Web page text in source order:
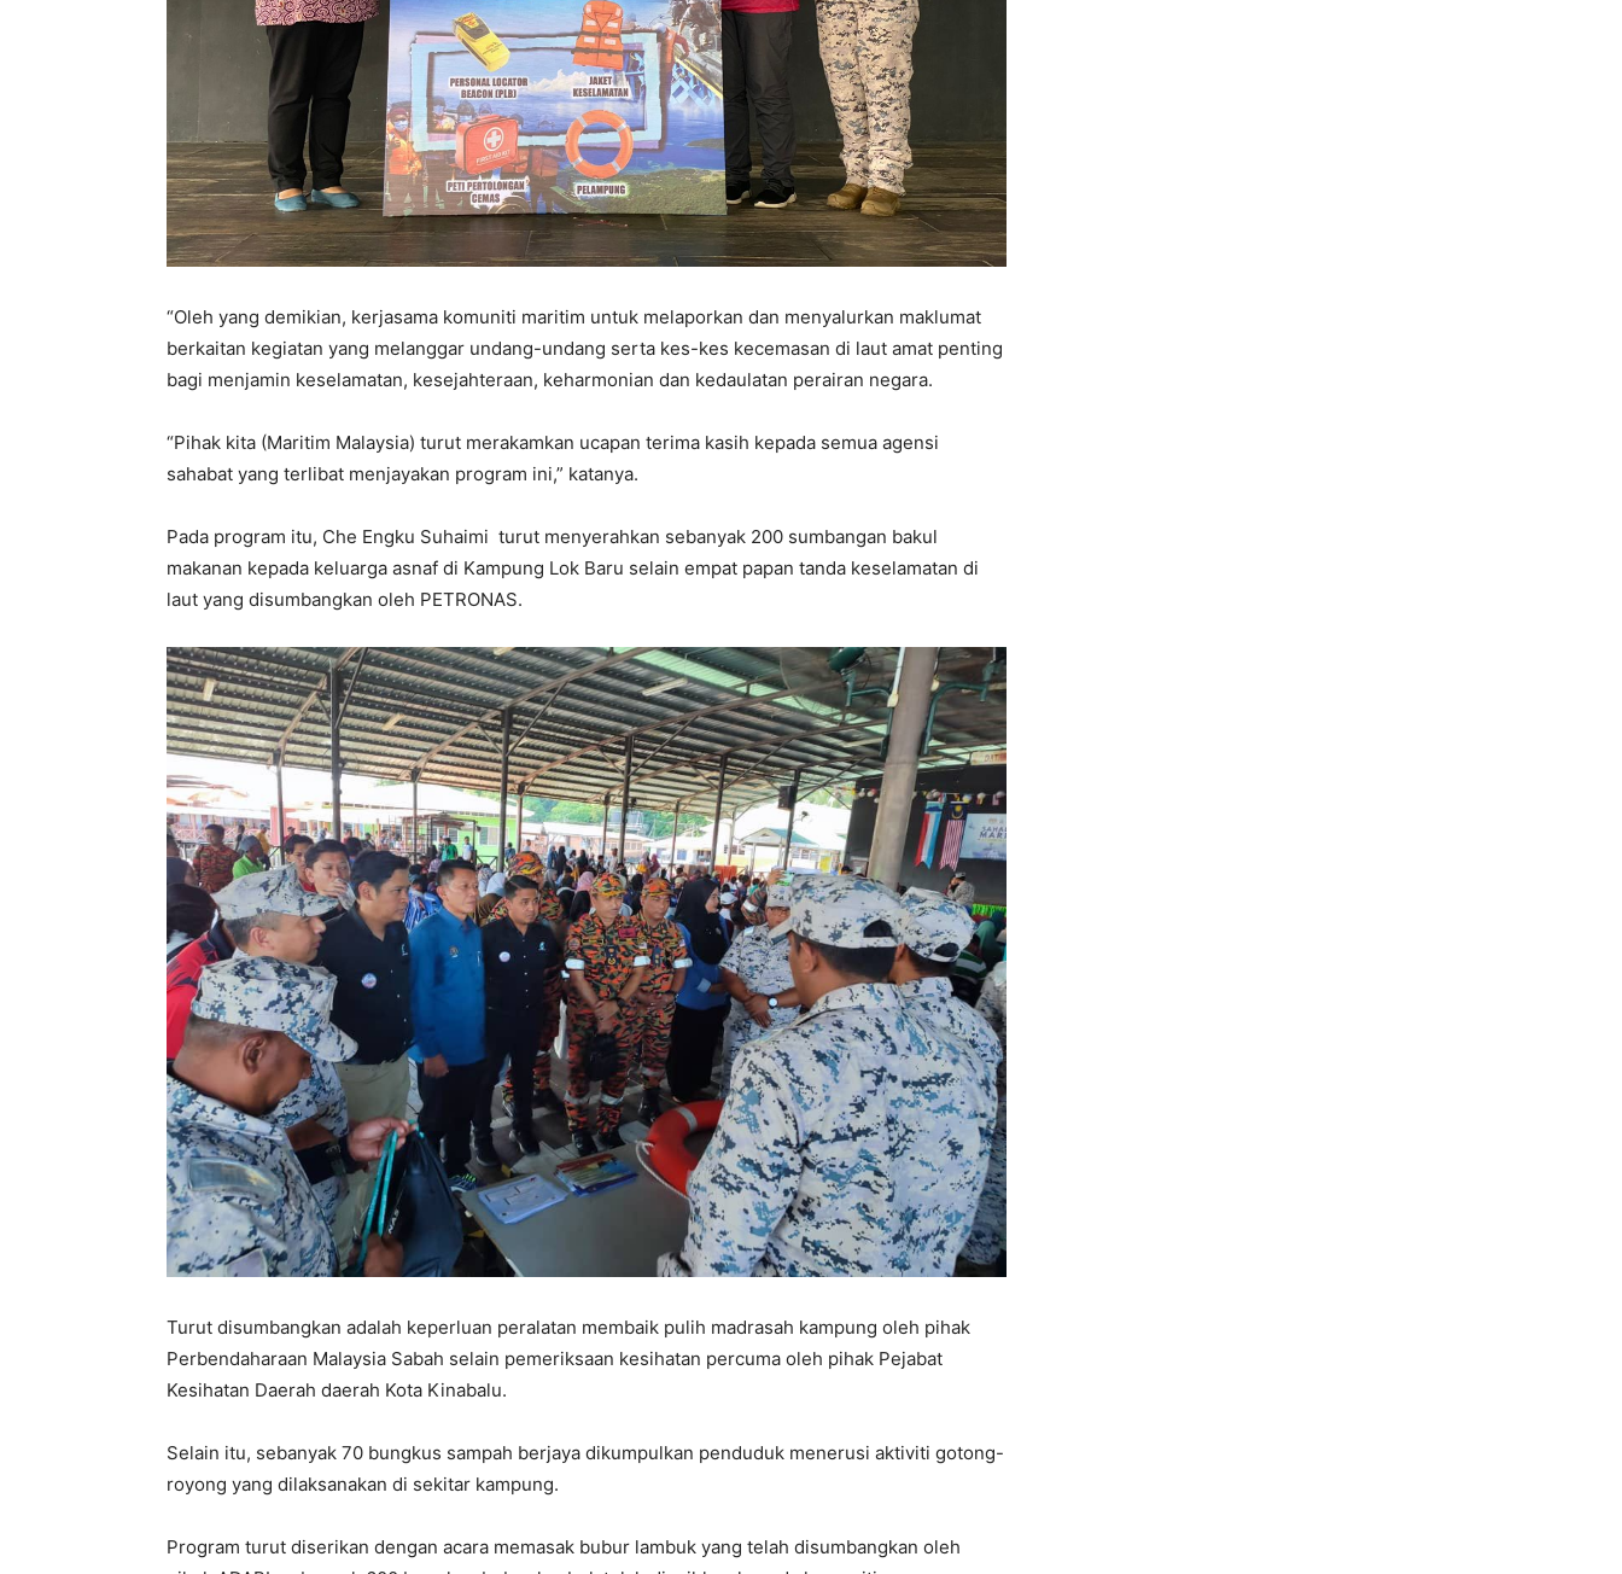
“Oleh yang demikian, kerjasama komuniti maritim untuk melaporkan dan menyalurkan maklumat
berkaitan kegiatan yang melanggar undang-undang serta kes-kes kecemasan di laut amat penting
bagi menjamin keselamatan, kesejahteraan, keharmonian dan kedaulatan perairan negara.
“Pihak kita (Maritim Malaysia) turut merakamkan ucapan terima kasih kepada semua agensi
sahabat yang terlibat menjayakan program ini,” katanya.
Pada program itu, Che Engku Suhaimi turut menyerahkan sebanyak 200 sumbangan bakul
makanan kepada keluarga asnaf di Kampung Lok Baru selain empat papan tanda keselamatan di
laut yang disumbangkan oleh PETRONAS.
Turut disumbangkan adalah keperluan peralatan membaik pulih madrasah kampung oleh pihak
Perbendaharaan Malaysia Sabah selain pemeriksaan kesihatan percuma oleh pihak Pejabat
Kesihatan Daerah daerah Kota Kinabalu.
Selain itu, sebanyak 70 bungkus sampah berjaya dikumpulkan penduduk menerusi aktiviti gotong-
royong yang dilaksanakan di sekitar kampung.
Program turut diserikan dengan acara memasak bubur lambuk yang telah disumbangkan oleh